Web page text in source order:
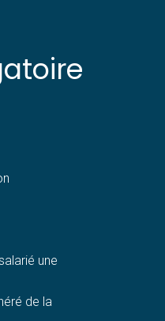
une
de la